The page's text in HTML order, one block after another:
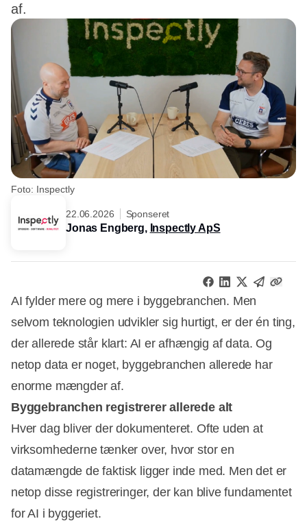
af.
Foto: Inspectly
22.06.2026 Sponseret
Jonas Engberg, Inspectly ApS
AI fylder mere og mere i byggebranchen. Men
selvom teknologien udvikler sig hurtigt, er der én ting,
der allerede står klart: AI er afhængig af data. Og
netop data er noget, byggebranchen allerede har
enorme mængder af.
Byggebranchen registrerer allerede alt
Hver dag bliver der dokumenteret. Ofte uden at
virksomhederne tænker over, hvor stor en
datamængde de faktisk ligger inde med. Men det er
netop disse registreringer, der kan blive fundamentet
for AI i byggeriet.